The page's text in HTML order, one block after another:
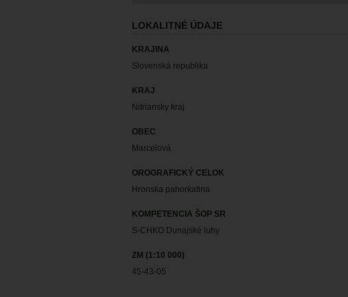
LOKALITNÉ ÚDAJE
KRAJINA
Slovenská republika
KRAJ
Nitriansky kraj
OBEC
Marcelová
OROGRAFICKÝ CELOK
Hronska pahorkatina
KOMPETENCIA ŠOP SR
S-CHKO Dunajské luhy
ZM (1:10 000)
45-43-05